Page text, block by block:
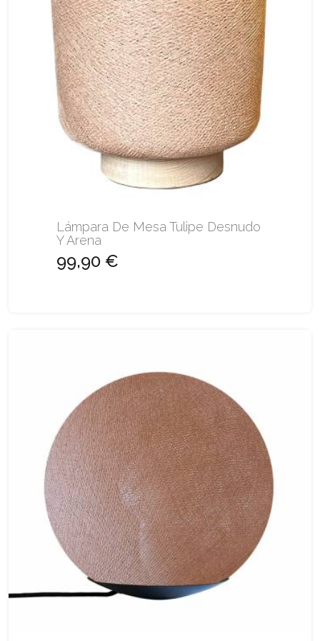
Lámpara De Mesa Tulipe Desnudo
Y Arena
99,90 €